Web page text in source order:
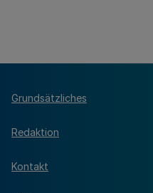
Grundsätzliches
Redaktion
Kontakt